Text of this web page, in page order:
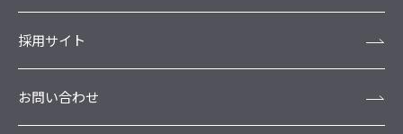
採用サイト
お問い合わせ